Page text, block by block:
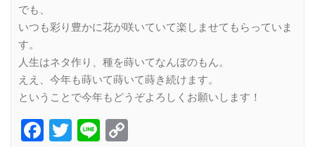
でも、
いつも彩り豊かに花が咲いていて楽しませてもらっていま
す。
人生はネタ作り、種を蒔いてなんぼのもん。
ええ、今年も蒔いて蒔いて蒔き続けます。
ということで今年もどうぞよろしくお願いします！
Facebook
Twitter
Line